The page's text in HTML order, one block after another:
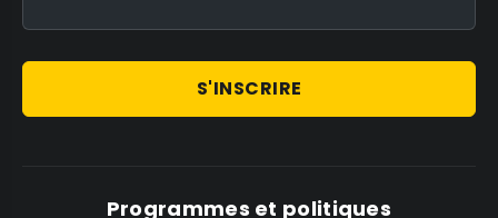
S'INSCRIRE
Programmes et politiques